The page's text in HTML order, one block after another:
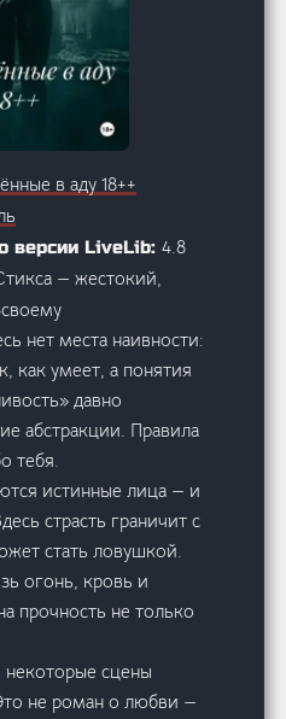
в аду 18++
версии LiveLib:4.8
— жестокий,
нет места наивности:
как умеет, а понятия
давно
абстракции. Правила
тебя.
истинные лица — и
страсть граничит с
стать ловушкой.
огонь, кровь и
прочность не только
сцены
не роман о любви —